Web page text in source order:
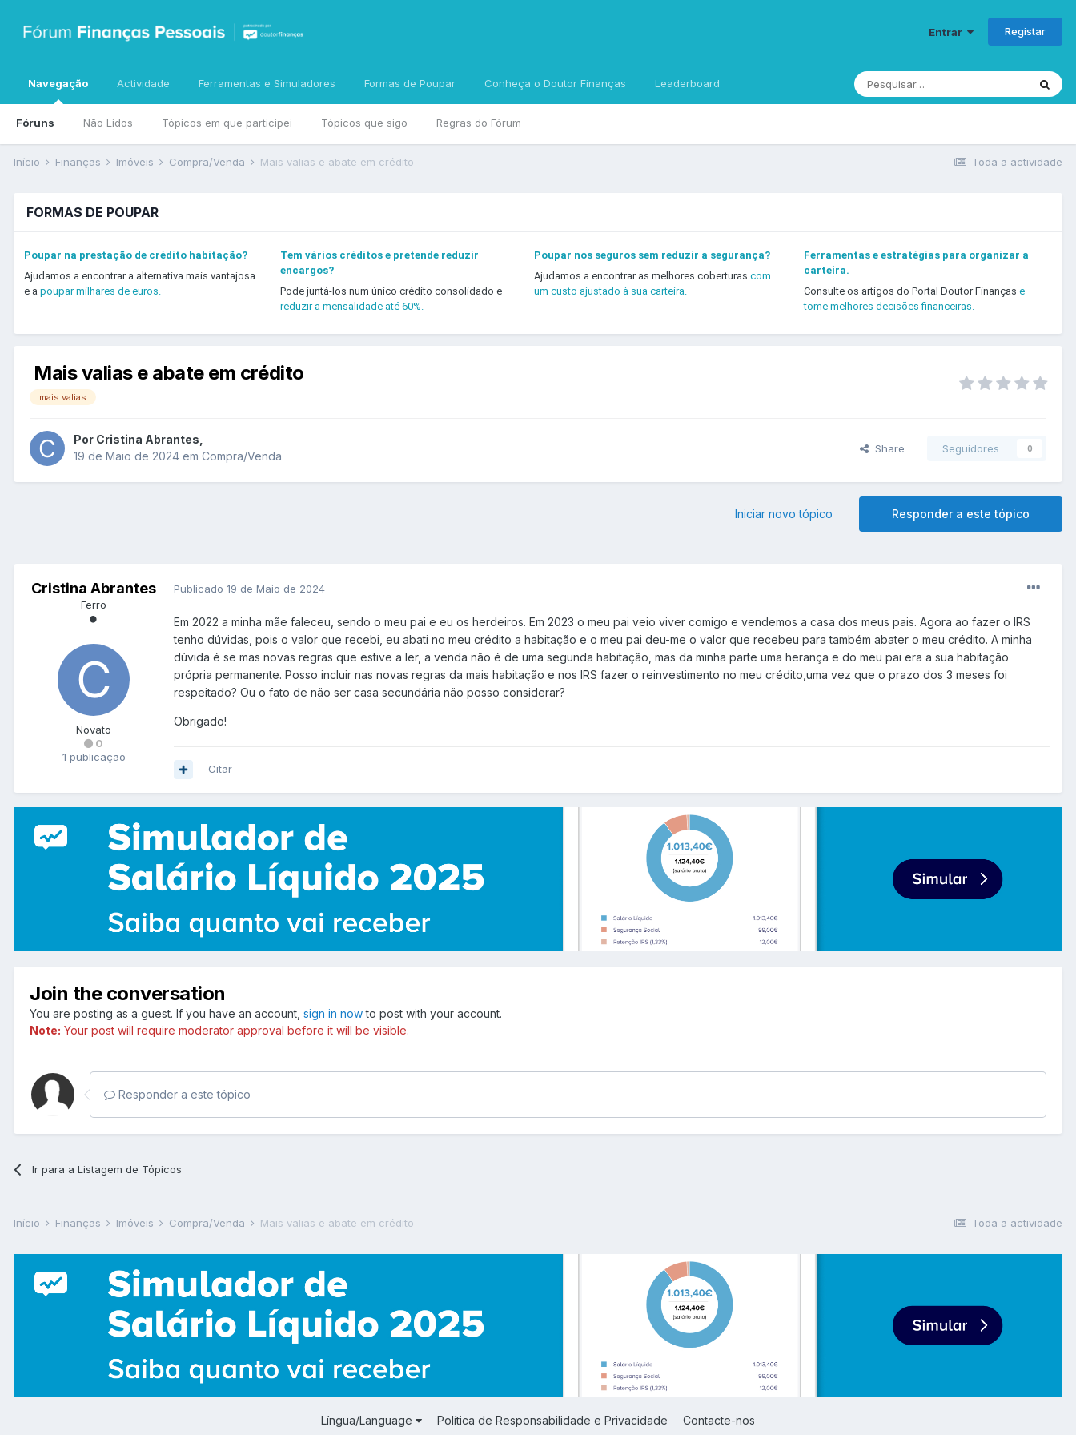
Entrar Registar
Navegação
Fóruns Não Lidos Tópicos em que participei Tópicos que sigo Regras do Fórum
Actividade Ferramentas e Simuladores Formas de Poupar Conheça o Doutor Finanças Leaderboard
Toda a actividade
Início Finanças Imóveis Compra/Venda Mais valias e abate em crédito
FORMAS DE POUPAR
Poupar na prestação de crédito habitação?
Ajudamos a encontrar a alternativa mais vantajosa
e a poupar milhares de euros.
Tem vários créditos e pretende reduzir
encargos?
Pode juntá-los num único crédito consolidado e
reduzir a mensalidade até 60%.
Poupar nos seguros sem reduzir a segurança?
Ajudamos a encontrar as melhores coberturascom
um custo ajustado à sua carteira.
Ferramentas e estratégias para organizar a
carteira.
Consulte os artigos do Portal Doutor Finanças e
tome melhores decisões financeiras.
Mais valias e abate em crédito
mais valias
Por Cristina Abrantes
19 de Maio de 2024 em Compra/Venda
Share Seguidores 0
Responder a este tópico
Iniciar novo tópico
Cristina Abrantes
Ferro
Novato
0
1 publicação
Publicado 19 de Maio de 2024
Em 2022 a minha mãe faleceu, sendo o meu pai e eu os herdeiros. Em 2023 o meu pai veio viver comigo e vendemos a casa dos meus pais. Agora ao fazer o IRS
tenho dúvidas, pois o valor que recebi, eu abati no meu crédito a habitação e o meu pai deu-me o valor que recebeu para também abater o meu crédito. A minha
dúvida é se mas novas regras que estive a ler, a venda não é de uma segunda habitação, mas da minha parte uma herança e do meu pai era a sua habitação
própria permanente. Posso incluir nas novas regras da mais habitação e nos IRS fazer o reinvestimento no meu crédito,uma vez que o prazo dos 3 meses foi
respeitado? Ou o fato de não ser casa secundária não posso considerar?
Obrigado!
Citar
Join the conversation
You are posting as a guest. If you have an account, sign in nowto post with your account.
Note: Your post will require moderator approval before it will be visible.
Responder a este tópico
Ir para a Listagem de Tópicos
Toda a actividade
Início Finanças Imóveis Compra/Venda Mais valias e abate em crédito
Língua/Language Política de Responsabilidade e Privacidade Contacte-nos